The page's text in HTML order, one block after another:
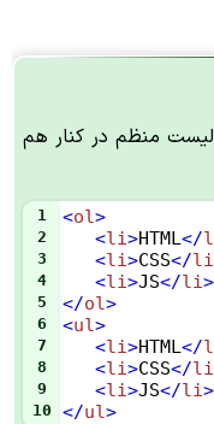
منظم در کنار هم
1 <ol>
2 <li>HTML</
3 <li>CSS</li
4 <li>JS</li>
5 </ol>
6 <ul>
7 <li>HTML</
8 <li>CSS</li
9 <li>JS</li>
10 </ul>